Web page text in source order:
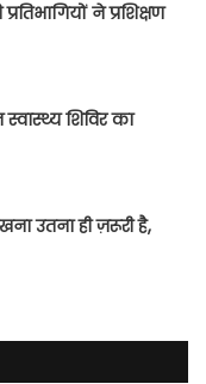
ने प्रशिक्षण
शिविर का
उतना ही ज़रूरी है,